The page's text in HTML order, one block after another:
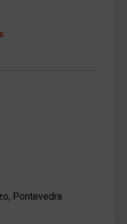
Pontevedra